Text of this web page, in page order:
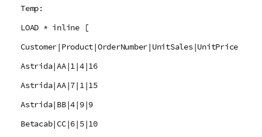
Temp:
LOAD * inline [
Customer|Product|OrderNumber|UnitSales|UnitPrice
Astrida|AA|1|4|16
Astrida|AA|7|1|15
Astrida|BB|4|9|9
Betacab|CC|6|5|10